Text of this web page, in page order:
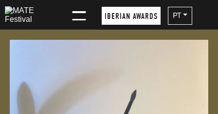
IBERIAN AWARDS PT